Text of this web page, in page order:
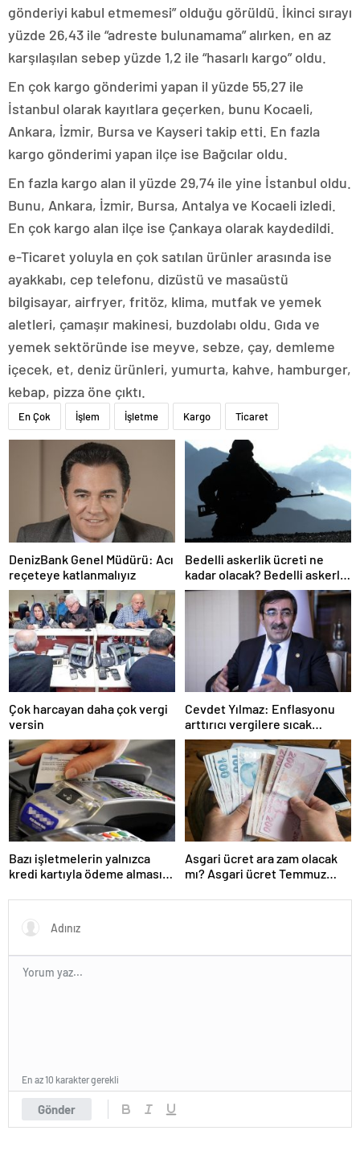
gönderiyi kabul etmemesi” olduğu görüldü. İkinci sırayı
yüzde 26,43 ile “adreste bulunamama” alırken, en az
karşılaşılan sebep yüzde 1,2 ile “hasarlı kargo” oldu.
En çok kargo gönderimi yapan il yüzde 55,27 ile
İstanbul olarak kayıtlara geçerken, bunu Kocaeli,
Ankara, İzmir, Bursa ve Kayseri takip etti. En fazla
kargo gönderimi yapan ilçe ise Bağcılar oldu.
En fazla kargo alan il yüzde 29,74 ile yine İstanbul oldu.
Bunu, Ankara, İzmir, Bursa, Antalya ve Kocaeli izledi.
En çok kargo alan ilçe ise Çankaya olarak kaydedildi.
e-Ticaret yoluyla en çok satılan ürünler arasında ise
ayakkabı, cep telefonu, dizüstü ve masaüstü
bilgisayar, airfryer, fritöz, klima, mutfak ve yemek
aletleri, çamaşır makinesi, buzdolabı oldu. Gıda ve
yemek sektöründe ise meyve, sebze, çay, demleme
içecek, et, deniz ürünleri, yumurta, kahve, hamburger,
kebap, pizza öne çıktı.
En Çok İşlem İşletme Kargo Ticaret
DenizBank Genel Müdürü: Acı
reçeteye katlanmalıyız
Bedelli askerlik ücreti ne
kadar olacak? Bedelli askerlik
ücreti 2024 Temmuz…
Çok harcayan daha çok vergi
versin
Cevdet Yılmaz: Enflasyonu
arttırıcı vergilere sıcak
bakmıyoruz ama…
Bazı işletmelerin yalnızca
kredi kartıyla ödeme alması
Asgari ücret ara zam olacak
mı? Asgari ücret Temmuz
Gönder
En az 10 karakter gerekli